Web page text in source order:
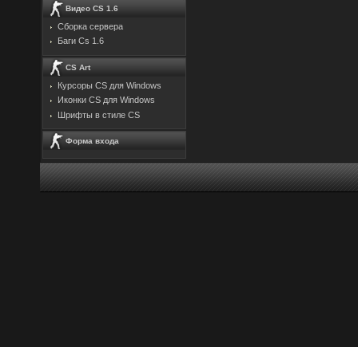
Видео CS 1.6
Сборка сервера
Баги Cs 1.6
CS Art
Курсоры CS для Windows
Иконки CS для Windows
Шрифты в стиле CS
Форма входа